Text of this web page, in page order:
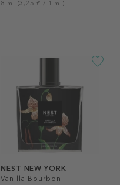
8 ml (3,25 € / 1 ml)
NEST NEW YORK
Vanilla Bourbon